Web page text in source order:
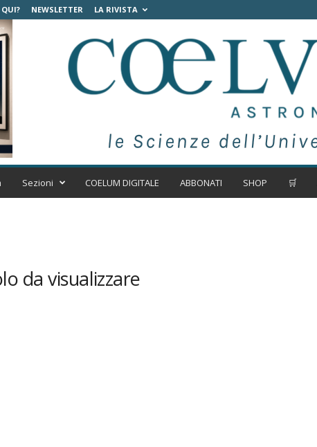
NEWSLETTER LA RIVISTA
C
t
Sezioni COELUM DIGITALE ABBONATI SHOP 🛒
da visualizzare